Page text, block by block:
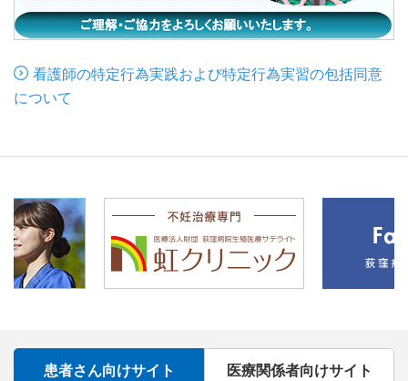
看護師の特定行為実践および特定行為実習の包括同意
について
患者さん向けサイト 医療関係者向けサイト